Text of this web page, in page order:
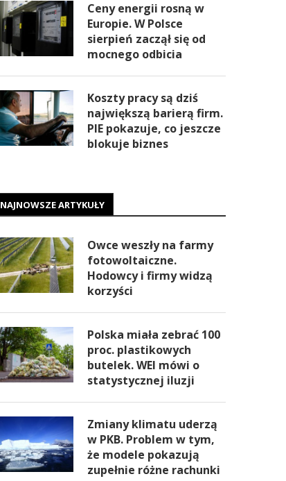
Ceny energii rosną w
Europie. W Polsce
sierpień zaczął się od
mocnego odbicia
Koszty pracy są dziś
największą barierą firm.
PIE pokazuje, co jeszcze
blokuje biznes
NAJNOWSZE ARTYKUŁY
Owce weszły na farmy
fotowoltaiczne.
Hodowcy i firmy widzą
korzyści
Polska miała zebrać 100
proc. plastikowych
butelek. WEI mówi o
statystycznej iluzji
Zmiany klimatu uderzą
w PKB. Problem w tym,
że modele pokazują
zupełnie różne rachunki